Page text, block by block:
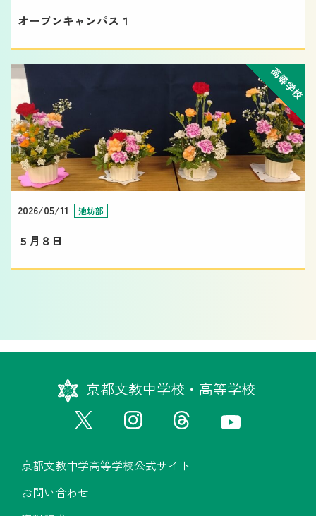
オープンキャンパス１
高等学校
2026/05/11 池坊部
５月８日
京都文教中学校・高等学校
京都文教中学高等学校公式サイト
お問い合わせ